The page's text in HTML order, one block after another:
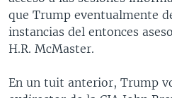
que Trump eventualmente
instancias del entonces
H.R. McMaster.
En un tuit anterior, Trump